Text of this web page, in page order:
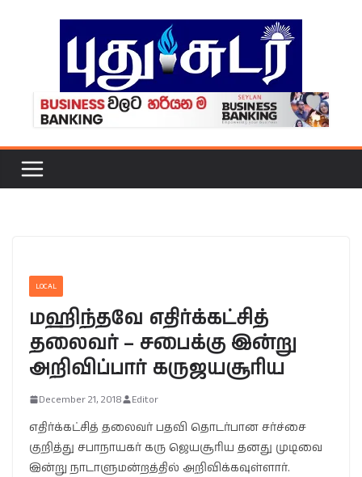
LOCAL
மஹிந்தவே எதிர்க்கட்சித்
தலைவர் – சபைக்கு இன்று
அறிவிப்பார் கருஜயசூரிய
December 21, 2018 Editor
எதிர்க்கட்சித் தலைவர் பதவி தொடர்பான சர்ச்சை
குறித்து சபாநாயகர் கரு ஜெயசூரிய தனது முடிவை
இன்று நாடாளுமன்றத்தில் அறிவிக்கவுள்ளார்.